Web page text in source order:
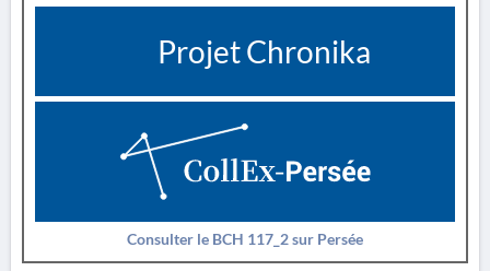
Projet Chronika
Consulter le BCH 117_2 sur Persée